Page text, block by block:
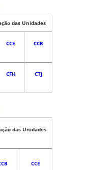
das Unidades
CCE CCR
CFH CTJ
das Unidades
CCE